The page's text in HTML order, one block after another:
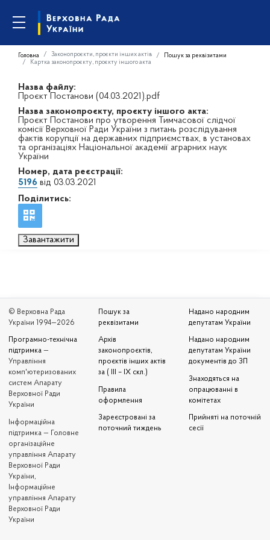
Головна Законопроєкти, проєкти інших актів
Пошук за реквізитами
Картка законопроєкту, проєкту іншого акта
Назва файлу:
Проєкт Постанови (04.03.2021).pdf
Назва законопроєкту, проєкту іншого акта:
Проєкт Постанови про утворення Тимчасової слідчої
комісії Верховної Ради України з питань розслідування
фактів корупції на державних підприємствах, в установах
та організаціях Національної академії аграрних наук
України
Номер, дата реєстрації:
5196 від 03.03.2021
Поділитись:
Завантажити
© Верховна Рада
України 1994—2026
Програмно-технічна
підтримка —
Управління
комп'ютеризованих
систем Апарату
Верховної Ради
України
Iнформаційна
підтримка — Головне
організаційне
управління Апарату
Верховної Ради
України,
Інформаційне
управління Апарату
Верховної Ради
України
Пошук за
реквізитами
Архів
законопроєктів,
проєктів інших актів
за ( III – IX скл.)
Правила
оформлення
Зареєстровані за
поточний тиждень
Надано народним
депутатам України
Надано народним
депутатам України
документів до ЗП
Знаходяться на
опрацюванні в
комітетах
Прийняті на поточній
сесії